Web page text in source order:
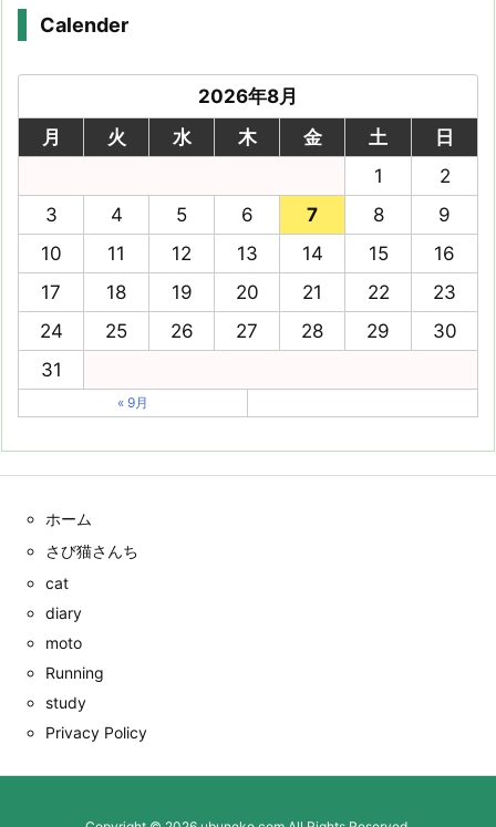
Calender
2026年8月
月
火 水 木 金 土
日
1
2
3
4 5 6 7 8
9
10
11 12 13 14 15
16
17
18 19 20 21 22
23
24
25 26 27 28 29
30
31
« 9月
ホーム
さび猫さんち
cat
diary
moto
Running
study
Privacy Policy